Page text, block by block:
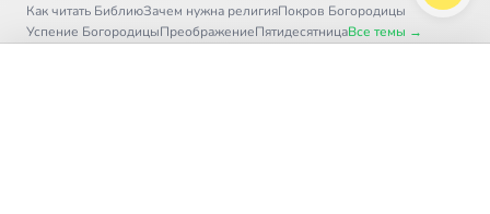
Как читать БиблиюЗачем нужна религияПокров Богородицы
Успение БогородицыПреображениеПятидесятницаВсе темы →